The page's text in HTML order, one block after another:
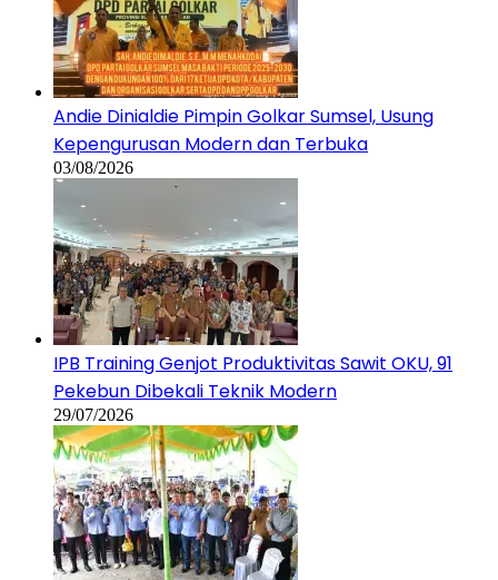
Andie Dinialdie Pimpin Golkar Sumsel, Usung
Kepengurusan Modern dan Terbuka
03/08/2026
IPB Training Genjot Produktivitas Sawit OKU, 91
Pekebun Dibekali Teknik Modern
29/07/2026